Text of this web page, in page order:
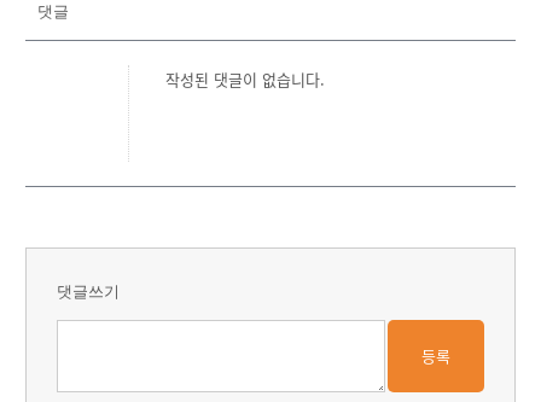
댓글
작성된 댓글이 없습니다.
댓글쓰기
등록